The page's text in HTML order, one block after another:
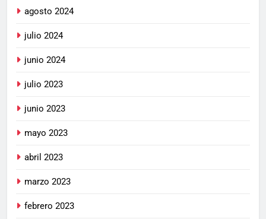
agosto 2024
julio 2024
junio 2024
julio 2023
junio 2023
mayo 2023
abril 2023
marzo 2023
febrero 2023